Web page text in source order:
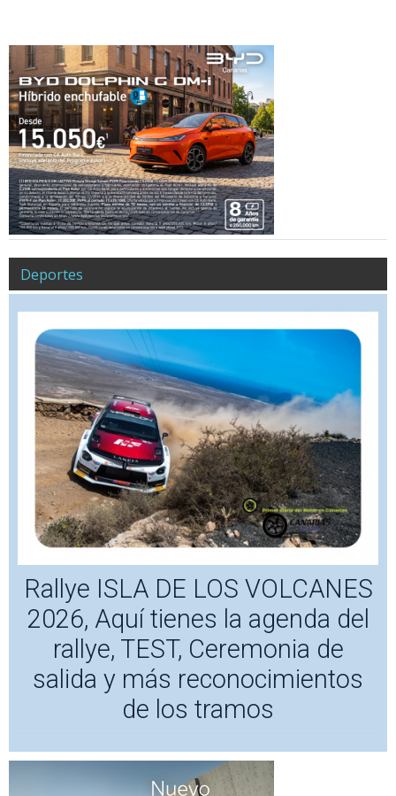
Deportes
Rallye ISLA DE LOS VOLCANES
2026, Aquí tienes la agenda del
rallye, TEST, Ceremonia de
salida y más reconocimientos
de los tramos